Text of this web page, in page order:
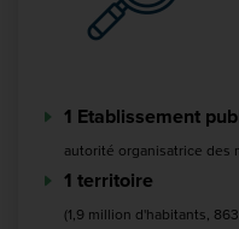
1 Etablissement
autorité organisatrice des
1 territoire
(1,9 million d'habitants,